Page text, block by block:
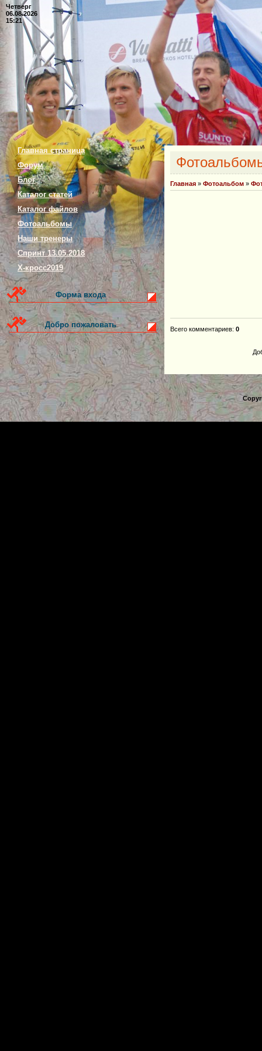
Четверг
06.08.2026
15:21
Главная страница
Форум
Блог
Каталог статей
Каталог файлов
Фотоальбомы
Наши тренеры
Спринт 13.05.2018
Х-кросс2019
Форма входа
Добро пожаловать
Главная » Фотоальбом »
Всего комментариев: 0